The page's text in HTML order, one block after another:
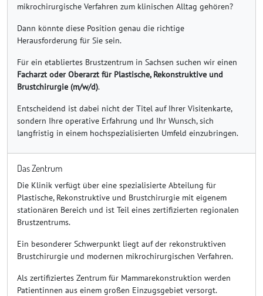
mikrochirurgische Verfahren zum klinischen Alltag gehören?
Dann könnte diese Position genau die richtige
Herausforderung für Sie sein.
Für ein etabliertes Brustzentrum in Sachsen suchen wir einen
Facharzt oder Oberarzt für Plastische, Rekonstruktive und
Brustchirurgie (m/w/d).
Entscheidend ist dabei nicht der Titel auf Ihrer Visitenkarte,
sondern Ihre operative Erfahrung und Ihr Wunsch, sich
langfristig in einem hochspezialisierten Umfeld einzubringen.
Das Zentrum
Die Klinik verfügt über eine spezialisierte Abteilung für
Plastische, Rekonstruktive und Brustchirurgie mit eigenem
stationären Bereich und ist Teil eines zertifizierten regionalen
Brustzentrums.
Ein besonderer Schwerpunkt liegt auf der rekonstruktiven
Brustchirurgie und modernen mikrochirurgischen Verfahren.
Als zertifiziertes Zentrum für Mammarekonstruktion werden
Patientinnen aus einem großen Einzugsgebiet versorgt.